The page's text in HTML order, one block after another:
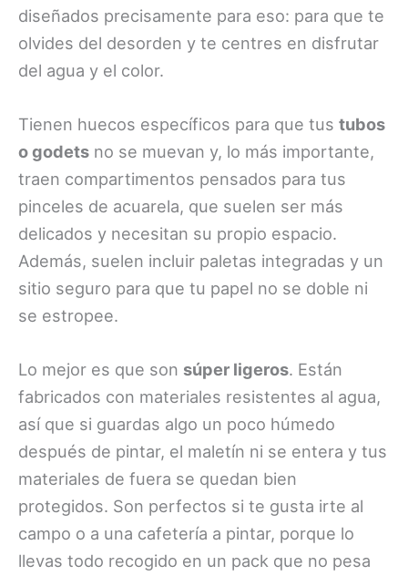
diseñados precisamente para eso: para que te
olvides del desorden y te centres en disfrutar
del agua y el color.
Tienen huecos específicos para que tus tubos
o godets no se muevan y, lo más importante,
traen compartimentos pensados para tus
pinceles de acuarela, que suelen ser más
delicados y necesitan su propio espacio.
Además, suelen incluir paletas integradas y un
sitio seguro para que tu papel no se doble ni
se estropee.
Lo mejor es que son súper ligeros. Están
fabricados con materiales resistentes al agua,
así que si guardas algo un poco húmedo
después de pintar, el maletín ni se entera y tus
materiales de fuera se quedan bien
protegidos. Son perfectos si te gusta irte al
campo o a una cafetería a pintar, porque lo
llevas todo recogido en un pack que no pesa